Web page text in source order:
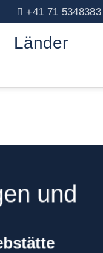
+41 71 5348383
Länder
und